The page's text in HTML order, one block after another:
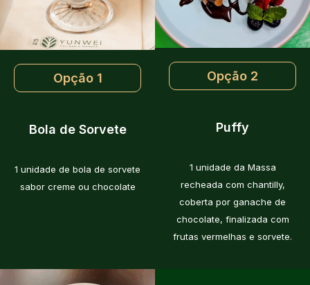
Opção 1
Bola de Sorvete
1 unidade de bola de sorvete
sabor creme ou chocolate
Opção 2
Puffy
1 unidade da Massa
recheada com chantilly,
coberta por ganache de
chocolate, finalizada com
frutas vermelhas e sorvete.